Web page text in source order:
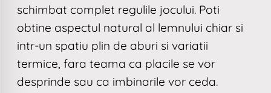
schimbat complet regulile jocului. Poti
obtine aspectul natural al lemnului chiar si
intr-un spatiu plin de aburi si variatii
termice, fara teama ca placile se vor
desprinde sau ca imbinarile vor ceda.